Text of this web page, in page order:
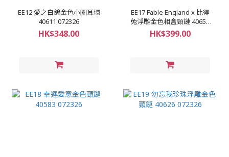
EE12 愛之白鴿金色小圈耳環
40611 072326
HK$348.00
EE17 Fable England x 比得
兔浮雕金色相盒頸鏈 40657
072326
HK$399.00